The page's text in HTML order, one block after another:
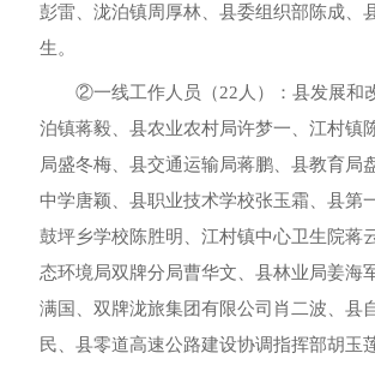
彭雷、泷泊镇周厚林、县委组织部陈成、
生。
②一线工作人员（22人）：县发展和
泊镇蒋毅、县农业农村局许梦一、江村镇
局盛冬梅、县交通运输局蒋鹏、县教育局
中学唐颖、县职业技术学校张玉霜、县第
鼓坪乡学校陈胜明、江村镇中心卫生院蒋
态环境局双牌分局曹华文、县林业局姜海
满国、双牌泷旅集团有限公司肖二波、县
民、县零道高速公路建设协调指挥部胡玉